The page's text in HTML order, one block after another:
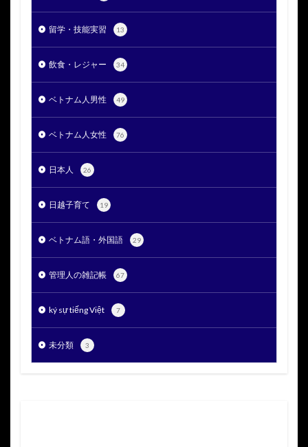
留学・技能実習 13
飲食・レジャー 34
ベトナム人男性 49
ベトナム人女性 76
日本人 26
日越子育て 19
ベトナム語・外国語 29
管理人の雑記帳 67
ký sự tiếng Việt 7
未分類 3